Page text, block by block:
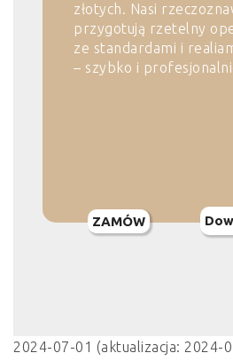
złotych. Nasi
przygotują rzetelny
ze standardami i
– szybko i
ZAMÓW
2024-07-01 (aktualizacja: 2024-